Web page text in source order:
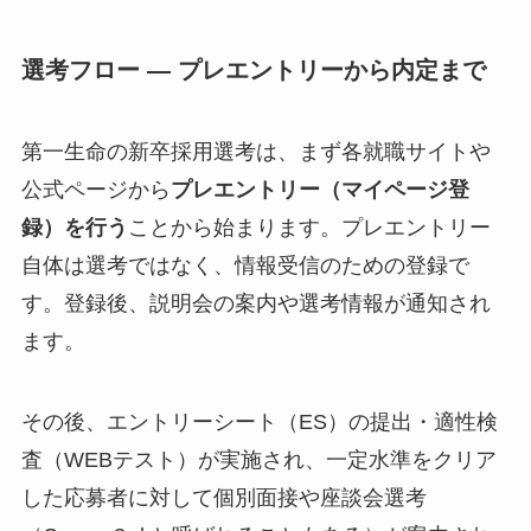
選考フロー — プレエントリーから内定まで
第一生命の新卒採用選考は、まず各就職サイトや
公式ページから プレエントリー（マイページ登
録）を行う ことから始まります。プレエントリー
自体は選考ではなく、情報受信のための登録で
す。登録後、説明会の案内や選考情報が通知され
ます。
その後、エントリーシート（ES）の提出・適性検
査（WEBテスト）が実施され、一定水準をクリア
した応募者に対して個別面接や座談会選考